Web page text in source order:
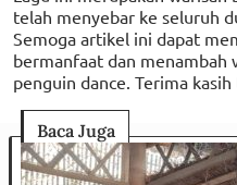
telah menyebar ke seluruh
Semoga artikel ini dapat
bermanfaat dan menambah
penguin dance. Terima
Baca Juga